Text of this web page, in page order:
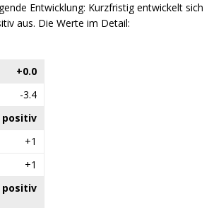
Entwicklung: Kurzfristig entwickelt sich
aus. Die Werte im Detail:
+0.0
-3.4
+1
+1
positiv